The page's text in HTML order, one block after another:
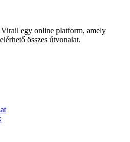
egy online platform, amely
összes útvonalat.